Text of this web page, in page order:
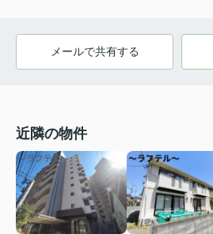
メールで共有する
近隣の物件